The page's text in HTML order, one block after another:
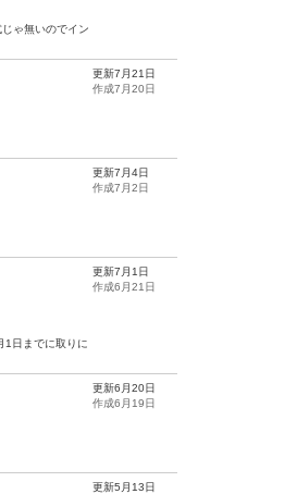
ゃ無いのでイン
更新7月21日
作成7月20日
更新7月4日
作成7月2日
1日までに取りに
更新7月1日
作成6月21日
更新6月20日
作成6月19日
更新5月13日